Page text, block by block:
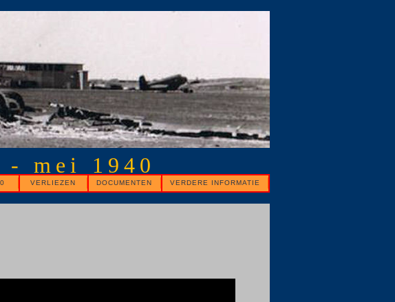
mei 1940
VERLIEZEN DOCUMENTEN VERDERE INFORMATIE